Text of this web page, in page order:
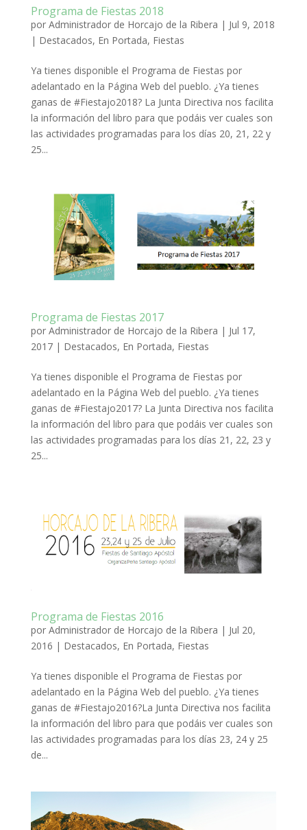
Programa de Fiestas 2018
por Administrador de Horcajo de la Ribera | Jul 9, 2018
| Destacados, En Portada, Fiestas
Ya tienes disponible el Programa de Fiestas por
adelantado en la Página Web del pueblo. ¿Ya tienes
ganas de #Fiestajo2018? La Junta Directiva nos facilita
la información del libro para que podáis ver cuales son
las actividades programadas para los días 20, 21, 22 y
25...
Programa de Fiestas 2017
por Administrador de Horcajo de la Ribera | Jul 17,
2017| Destacados, En Portada, Fiestas
Ya tienes disponible el Programa de Fiestas por
adelantado en la Página Web del pueblo. ¿Ya tienes
ganas de #Fiestajo2017? La Junta Directiva nos facilita
la información del libro para que podáis ver cuales son
las actividades programadas para los días 21, 22, 23 y
25...
Programa de Fiestas 2016
por Administrador de Horcajo de la Ribera | Jul 20,
2016 | Destacados, En Portada, Fiestas
Ya tienes disponible el Programa de Fiestas por
adelantado en la Página Web del pueblo. ¿Ya tienes
ganas de #Fiestajo2016?La Junta Directiva nos facilita
la información del libro para que podáis ver cuales son
las actividades programadas para los días 23, 24 y 25
de...